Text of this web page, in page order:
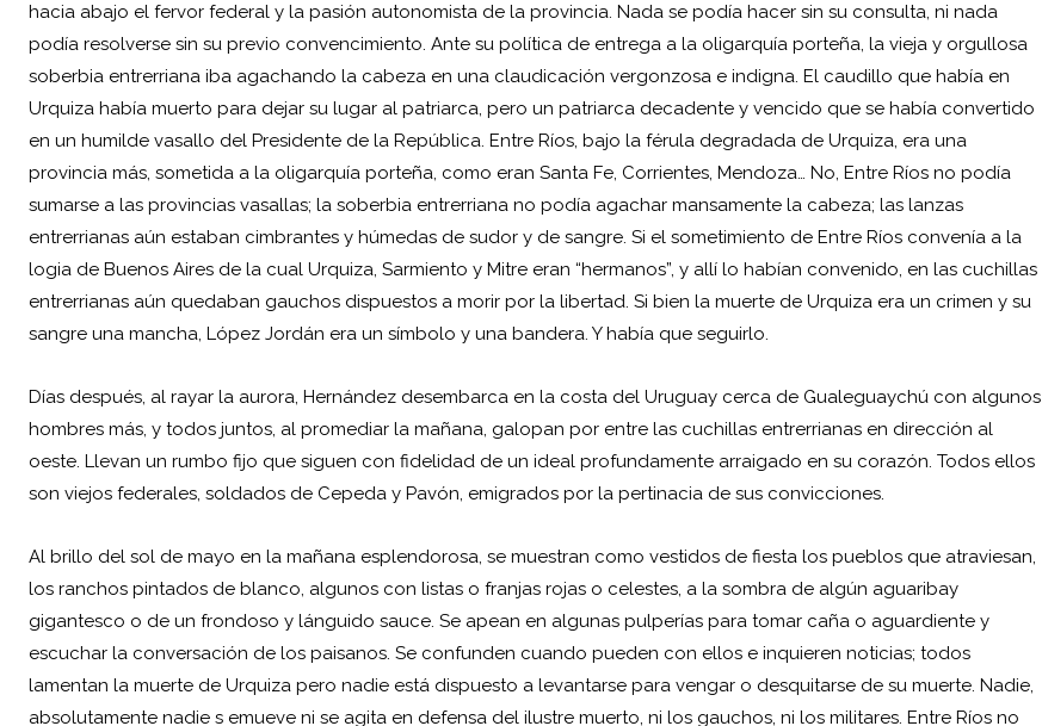
hacia abajo el fervor federal y la pasión autonomista de la provincia. Nada se podía hacer sin su consulta, ni nada
podía resolverse sin su previo convencimiento. Ante su política de entrega a la oligarquía porteña, la vieja y orgullosa
soberbia entrerriana iba agachando la cabeza en una claudicación vergonzosa e indigna. El caudillo que había en
Urquiza había muerto para dejar su lugar al patriarca, pero un patriarca decadente y vencido que se había convertido
en un humilde vasallo del Presidente de la República. Entre Ríos, bajo la férula degradada de Urquiza, era una
provincia más, sometida a la oligarquía porteña, como eran Santa Fe, Corrientes, Mendoza… No, Entre Ríos no podía
sumarse a las provincias vasallas; la soberbia entrerriana no podía agachar mansamente la cabeza; las lanzas
entrerrianas aún estaban cimbrantes y húmedas de sudor y de sangre. Si el sometimiento de Entre Ríos convenía a la
logia de Buenos Aires de la cual Urquiza, Sarmiento y Mitre eran “hermanos”, y allí lo habían convenido, en las cuchillas
entrerrianas aún quedaban gauchos dispuestos a morir por la libertad. Si bien la muerte de Urquiza era un crimen y su
sangre una mancha, López Jordán era un símbolo y una bandera. Y había que seguirlo.
Días después, al rayar la aurora, Hernández desembarca en la costa del Uruguay cerca de Gualeguaychú con algunos
hombres más, y todos juntos, al promediar la mañana, galopan por entre las cuchillas entrerrianas en dirección al
oeste. Llevan un rumbo fijo que siguen con fidelidad de un ideal profundamente arraigado en su corazón. Todos ellos
son viejos federales, soldados de Cepeda y Pavón, emigrados por la pertinacia de sus convicciones.
Al brillo del sol de mayo en la mañana esplendorosa, se muestran como vestidos de fiesta los pueblos que atraviesan,
los ranchos pintados de blanco, algunos con listas o franjas rojas o celestes, a la sombra de algún aguaribay
gigantesco o de un frondoso y lánguido sauce. Se apean en algunas pulperías para tomar caña o aguardiente y
escuchar la conversación de los paisanos. Se confunden cuando pueden con ellos e inquieren noticias; todos
lamentan la muerte de Urquiza pero nadie está dispuesto a levantarse para vengar o desquitarse de su muerte. Nadie,
absolutamente nadie s emueve ni se agita en defensa del ilustre muerto, ni los gauchos, ni los militares. Entre Ríos no